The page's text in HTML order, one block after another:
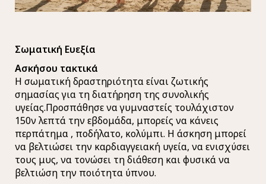
Σωματική Ευεξία
Ασκήσου τακτικά
Η σωματική δραστηριότητα είναι ζωτικής
σημασίας για τη διατήρηση της συνολικής
υγείας.Προσπάθησε να γυμναστείς τουλάχιστον
150ν λεπτά την εβδομάδα, μπορείς να κάνεις
περπάτημα , ποδήλατο, κολύμπι. Η άσκηση μπορεί
να βελτιώσει την καρδιαγγειακή υγεία, να ενισχύσει
τους μυς, να τονώσει τη διάθεση και φυσικά να
βελτιώση την ποιότητα ύπνου.